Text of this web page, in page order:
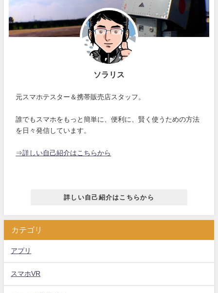
ソラリス
元スマホテスター＆携帯販売店スタッフ。
誰でもスマホをもっと簡単に、便利に、賢く使うための方法
を日々発信しています。
⇒詳しい自己紹介はこちらから
詳しい自己紹介はこちらから
カテゴリ
アプリ
スマホVR